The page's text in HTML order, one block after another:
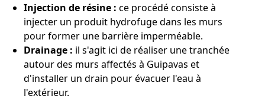
Injection de résine : ce procédé consiste à
injecter un produit hydrofuge dans les murs
pour former une barrière imperméable.
Drainage : il s'agit ici de réaliser une tranchée
autour des murs affectés à Guipavas et
d'installer un drain pour évacuer l'eau à
l'extérieur.